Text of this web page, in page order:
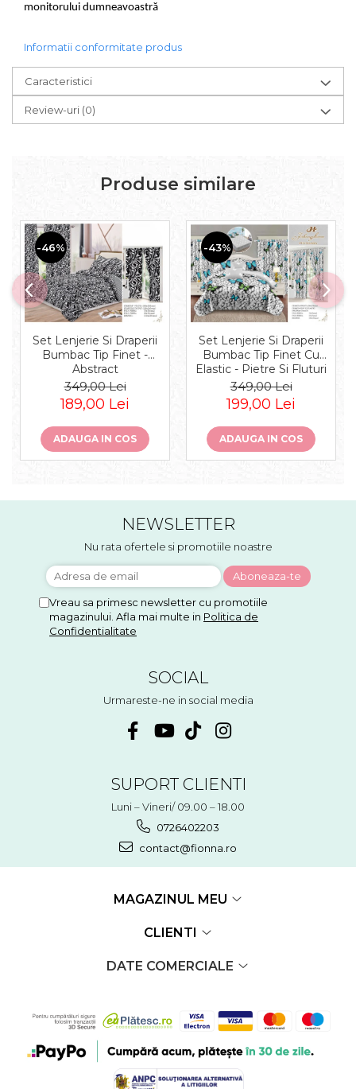
monitorului dumneavoastră
Informatii conformitate produs
Caracteristici
Review-uri (0)
Produse similare
-46%
Set Lenjerie Si Draperii
Bumbac Tip Finet -
Abstract
349,00 Lei
189,00 Lei
ADAUGA IN COS
-43%
Set Lenjerie Si Draperii
Bumbac Tip Finet Cu
Elastic - Pietre Si Fluturi
349,00 Lei
199,00 Lei
ADAUGA IN COS
NEWSLETTER
Nu rata ofertele si promotiile noastre
Vreau sa primesc newsletter cu promotiile
magazinului. Afla mai multe in Politica de
Confidentialitate
SOCIAL
Urmareste-ne in social media
SUPORT CLIENTI
Luni – Vineri/ 09.00 – 18.00
0726402203
contact@fionna.ro
MAGAZINUL MEU
CLIENTI
DATE COMERCIALE